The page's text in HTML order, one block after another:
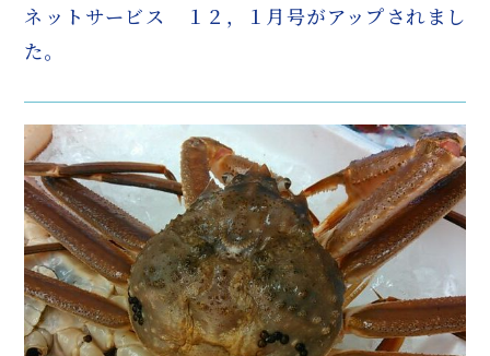
ネットサービス １２，１月号がアップされまし
た。